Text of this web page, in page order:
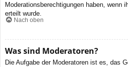
Moderationsberechtigungen haben, wenn
erteilt wurde.
Nach oben
Was sind Moderatoren?
Die Aufgabe der Moderatoren ist es, das